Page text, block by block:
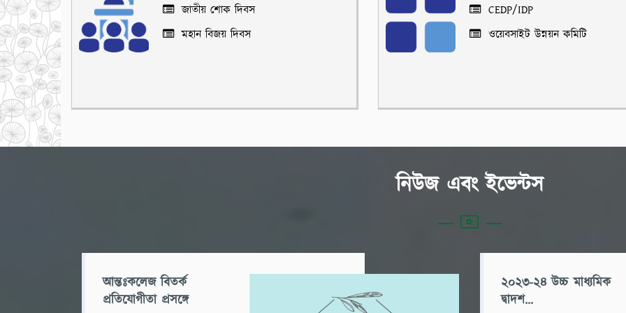
জাতীয় শোক দিবস
মহান বিজয় দিবস
CEDP/IDP
ওয়েবসাইট উন্নয়ন কমিটি
নিউজ এবং ইভেন্টস
আন্তঃকলেজ বিতর্ক
প্রতিযোগীতা প্রসঙ্গে
২০২৩-২৪ উচ্চ মাধ্যমিক
দ্বাদশ...